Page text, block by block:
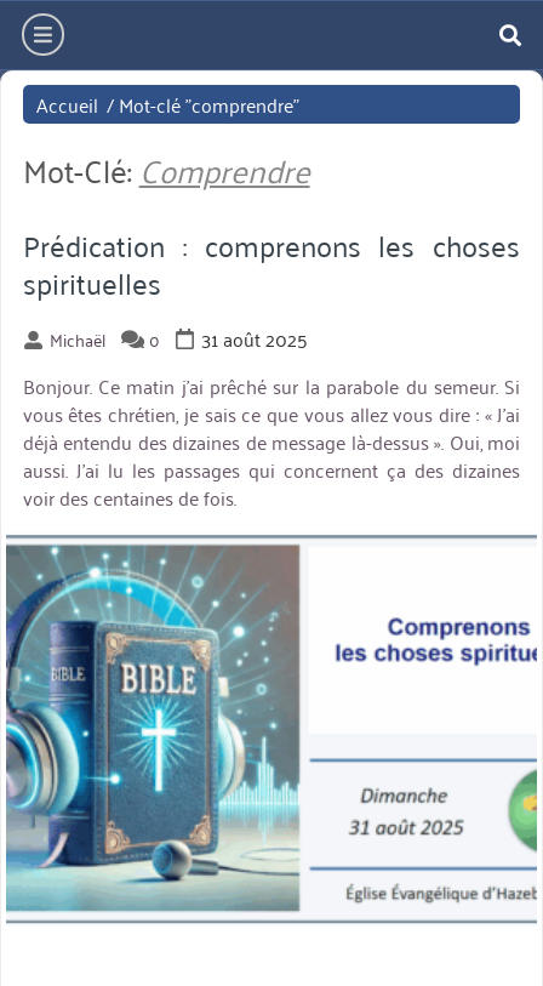
Aller
directement
au
contenu
hamburger
Accueil /Mot-clé "comprendre"
Mot-Clé: Comprendre
Prédication : comprenons les choses
spirituelles
Michaël 0
31 août 2025
Bonjour. Ce matin j’ai prêché sur la parabole du semeur. Si
vous êtes chrétien, je sais ce que vous allez vous dire : « J’ai
déjà entendu des dizaines de message là-dessus ». Oui, moi
aussi. J’ai lu les passages qui concernent ça des dizaines
voir des centaines de fois.
miniature